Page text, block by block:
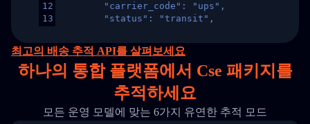
12
13
15
16
17
18
20
21
        "carrier_code": "ups",
        "status": "transit",
"destination_country": "United
        "itemTimeLength": 2,
        "weblink": "",
        "phone": null,
        "trackinfo": [
          {
            "Date": "2017-03-08 04: 22: 00",
최고의 배송 추적 API를 살펴보세요
하나의 통합 플랫폼에서 Cse 패키지를
추적하세요
모든 운영 모델에 맞는 6가지 유연한 추적 모드